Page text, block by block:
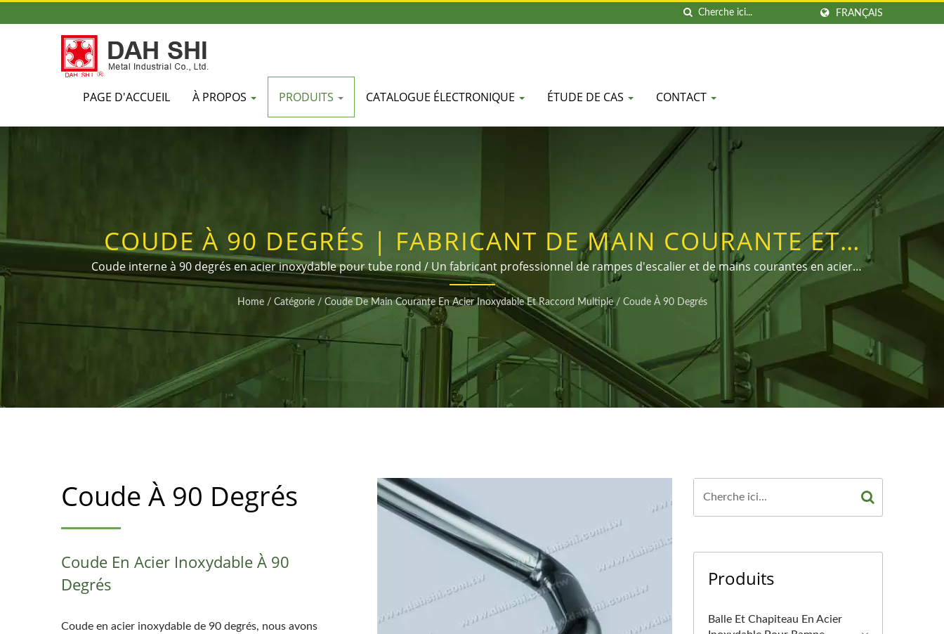
FRANÇAIS
PAGE D'ACCUEIL À PROPOS PRODUITS CATALOGUE ÉLECTRONIQUE ÉTUDE DE CAS CONTACT
COUDE À 90 DEGRÉS | FABRICANT DE MAIN COURANTE ET
ACCESSOIRES DE RAMPE EN ACIER MONTÉS AU MUR | DAH
SHI
Coude interne à 90 degrés en acier inoxydable pour tube rond / Un fabricant professionnel de rampes d'escalier et de mains courantes en acier
inoxydable. Il résout des problèmes tels que le transfert et la fixation de tubes ronds et carrés. Il dispose d'une gamme complète de raccords et
d'accessoires de différents diamètres et tailles. Bienvenue pour appeler pour des demandes de renseignements ou ajouter le compte LINE officiel :
@dahshi.
Home / Catégorie / Coude De Main Courante En Acier Inoxydable Et Raccord Multiple / Coude À 90 Degrés
Coude À 90 Degrés
Coude En Acier Inoxydable À 90
Degrés
Coude en acier inoxydable de 90 degrés, nous avons
Produits
Balle Et Chapiteau En Acier